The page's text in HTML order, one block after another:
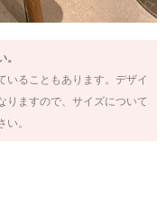
いることもあります。デザイ
りますので、サイズについて
。